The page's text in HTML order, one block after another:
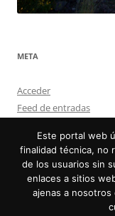
META
Acceder
Feed de entradas
WordPress.org
Este portal web
finalidad técnica, no
de los usuarios sin
enlaces a sitios
ajenas a